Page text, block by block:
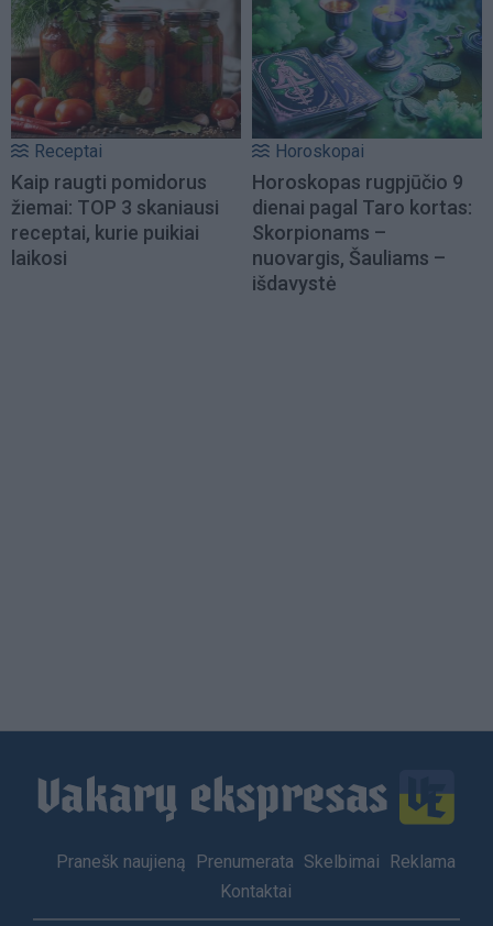
Receptai
Kaip raugti pomidorus
žiemai: TOP 3 skaniausi
receptai, kurie puikiai
laikosi
Horoskopai
Horoskopas rugpjūčio 9
dienai pagal Taro kortas:
Skorpionams –
nuovargis, Šauliams –
išdavystė
Footer
Pranešk naujieną Prenumerata Skelbimai
Reklama
Kontaktai